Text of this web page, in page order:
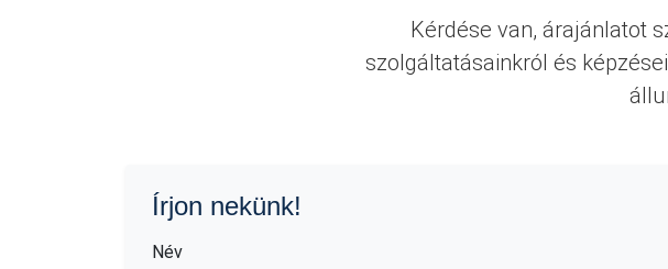
Kérdése van, árajánlatot
szolgáltatásainkról és
Írjon nekünk!
Név